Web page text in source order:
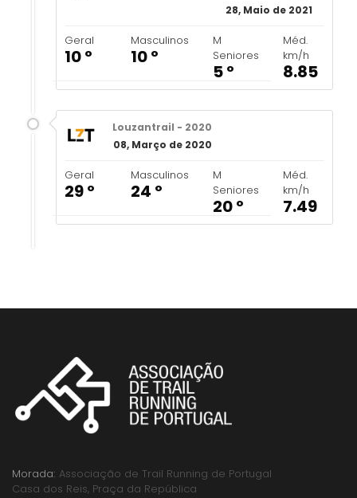
28, Maio de 2021
Geral
10 º
Masculinos
10 º
M
Seniores
5 º
Méd.
km/h
8.85
Louzantrail - 2020
08, Março de 2020
Geral
29 º
Masculinos
24 º
M
Seniores
20 º
Méd.
km/h
7.49
Morada: Associação de Trail Running de Portugal
Casa dos Reis, Praça da República